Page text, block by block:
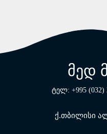
მედ
ტელ: +995 (032)
ქ.თბილისი